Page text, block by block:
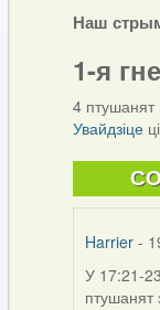
Наш
1-я
4 птушанят
Увайдзіце
Harrier -
У 17:21-
птушанят